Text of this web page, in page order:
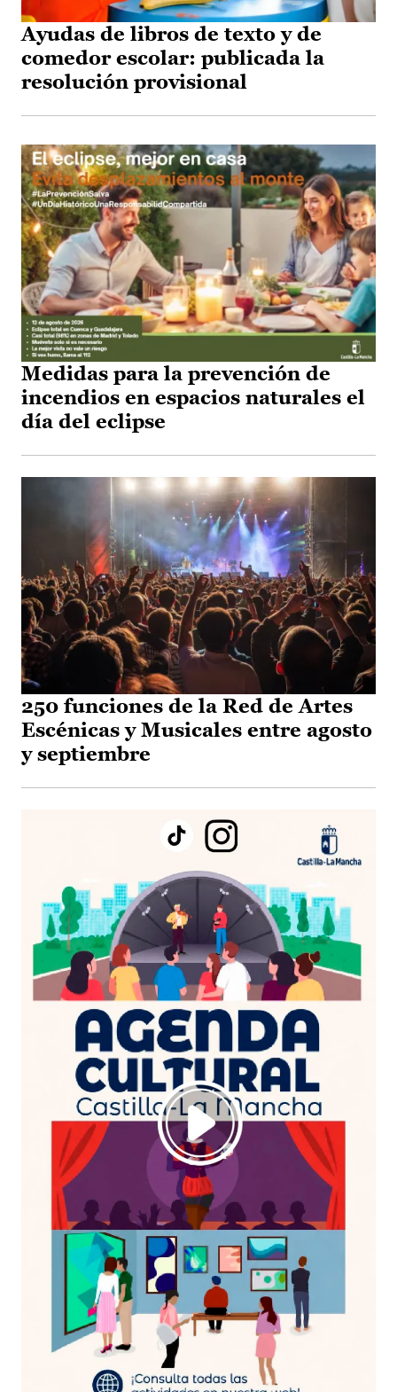
Ayudas de libros de texto y de
comedor escolar: publicada la
resolución provisional
Medidas para la prevención de
incendios en espacios naturales el
día del eclipse
250 funciones de la Red de Artes
Escénicas y Musicales entre agosto
y septiembre